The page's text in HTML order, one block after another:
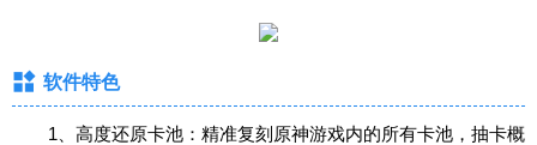
软件特色
1、高度还原卡池：精准复刻原神游戏内的所有卡池，抽卡概